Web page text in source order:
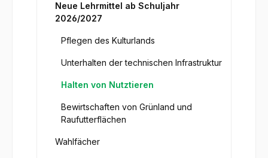
Neue Lehrmittel ab Schuljahr
2026/2027
Pflegen des Kulturlands
Unterhalten der technischen Infrastruktur
Halten von Nutztieren
Bewirtschaften von Grünland und
Raufutterflächen
Wahlfächer